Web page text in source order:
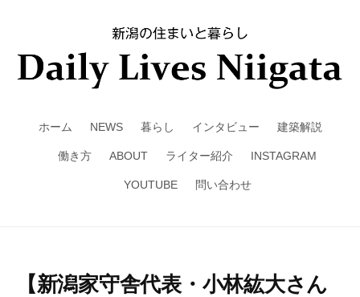
ホーム NEWS 暮らし インタビュー 建築解説
働き方 ABOUT ライター紹介 INSTAGRAM
YOUTUBE 問い合わせ
【新潟家守舎代表・小林紘大さん